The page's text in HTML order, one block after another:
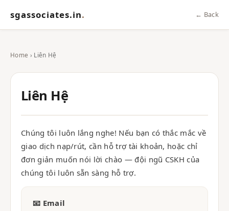
sgassociates.in. ← Back
Home › Liên Hệ
Liên Hệ
Chúng tôi luôn lắng nghe! Nếu bạn có thắc mắc về
giao dịch nạp/rút, cần hỗ trợ tài khoản, hoặc chỉ
đơn giản muốn nói lời chào — đội ngũ CSKH của
chúng tôi luôn sẵn sàng hỗ trợ.
📧 Email